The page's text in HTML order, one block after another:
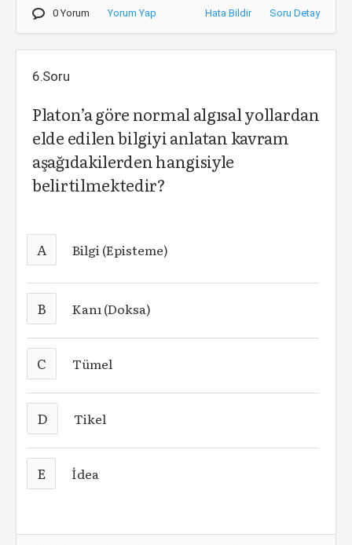
0 Yorum Yorum Yap Hata Bildir Soru Detay
6.Soru
Platon’a göre normal algısal yollardan
elde edilen bilgiyi anlatan kavram
aşağıdakilerden hangisiyle
belirtilmektedir?
A Bilgi (Episteme)
B Kanı (Doksa)
C Tümel
D Tikel
E İdea